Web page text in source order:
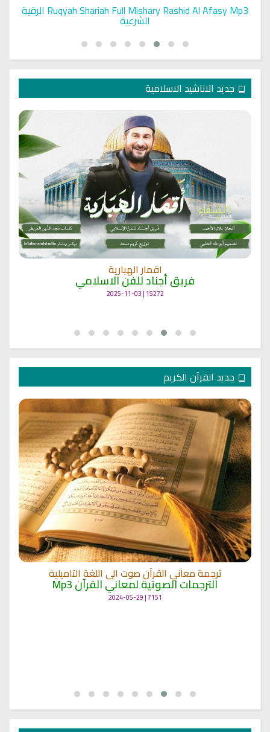
Ruqyah Shariah Full Mishary Rashid Al Afasy Mp3 الرقية
الشرعية
جديد الاناشيد الاسلامية
اقمار الهبارية
فريق أجناد للفن الاسلامي
15272 | 2025-11-03
جديد القرآن الكريم
ترجمة معاني القرآن صوت الى اللغة التاميلية
الترجمات الصوتية لمعاني القرآن Mp3
7151 | 2024-05-29